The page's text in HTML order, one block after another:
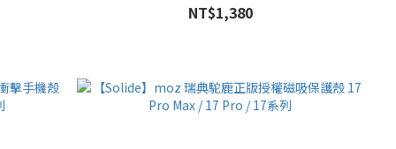
NT$1,380